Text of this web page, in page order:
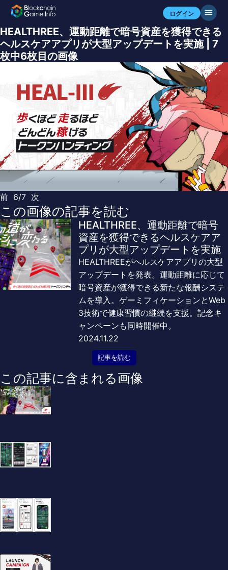
ログイン
HEALTHREE、運動距離で暗号資産を獲得できる
ヘルスケアアプリが大型アップデートを実施 | 7
枚中6枚目の画像
前 6/7 次
この画像の記事を読む
HEALTHREE、運動距離で暗号
資産を獲得できるヘルスケアア
プリが大型アップデートを実施
HEALTHREEがヘルスケアアプリの大型
アップデートを発表。運動距離に応じて
暗号資産が獲得できる新たな報酬システ
ムを導入。ゲーミフィケーションとWeb
3技術で健康習慣の継続を支援。記念キ
ャンペーンも同時開催中。
2024.11.22
記事を読む
この記事に含まれる画像